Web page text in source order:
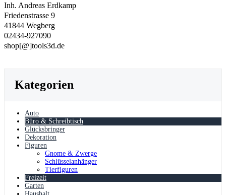
Inh. Andreas Erdkamp
Friedenstrasse 9
41844 Wegberg
02434-927090
shop[@]tools3d.de
Kategorien
Auto
Büro & Schreibtisch
Glücksbringer
Dekoration
Figuren
Gnome & Zwerge
Schlüsselanhänger
Tierfiguren
Freizeit
Garten